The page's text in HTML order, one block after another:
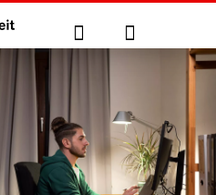
Suche Anmelden